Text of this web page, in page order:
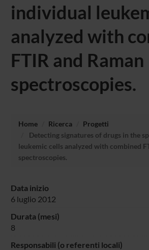
individual
analyzed with
FTIR and Raman
spectroscopies.
Home Ricerca
Progetti
Detecting signatures of drugs in the
leukemic cells analyzed with combined
spectroscopies.
Data inizio
6 luglio 2012
Durata (mesi)
8
Responsabili (o referenti locali)